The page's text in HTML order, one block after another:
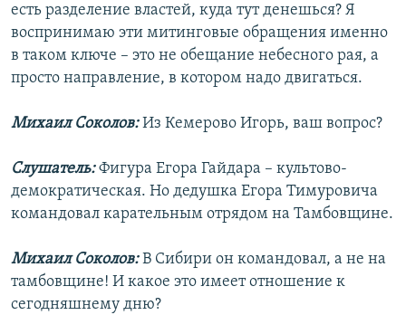
есть разделение властей, куда тут денешься? Я
воспринимаю эти митинговые обращения именно
в таком ключе – это не обещание небесного рая, а
просто направление, в котором надо двигаться.
Михаил Соколов:Из Кемерово Игорь, ваш вопрос?
Слушатель:Фигура Егора Гайдара – культово-
демократическая. Но дедушка Егора Тимуровича
командовал карательным отрядом на Тамбовщине.
Михаил Соколов:В Сибири он командовал, а не на
тамбовщине! И какое это имеет отношение к
сегодняшнему дню?